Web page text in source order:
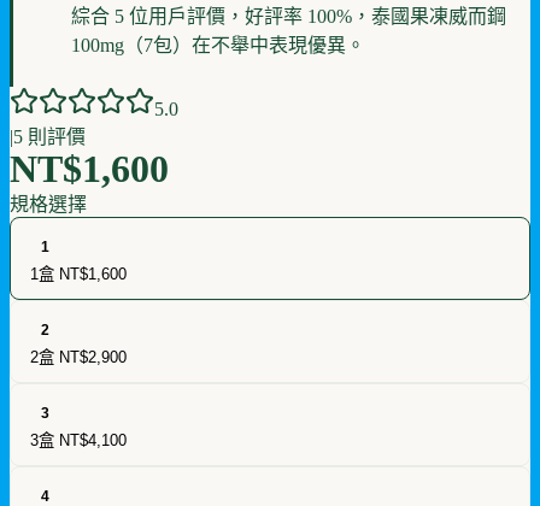
綜合 5 位用戶評價，好評率 100%，泰國果凍威而鋼
100mg（7包）在不舉中表現優異。
5.0
|5 則評價
NT$1,600
規格選擇
1
1盒 NT$1,600
2
2盒 NT$2,900
3
3盒 NT$4,100
4